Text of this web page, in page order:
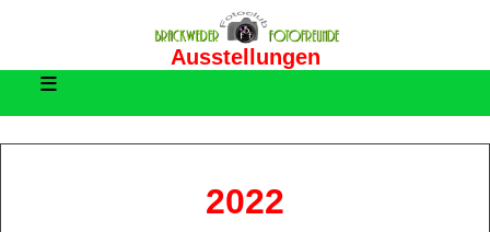
Ausstellungen
≡
2022